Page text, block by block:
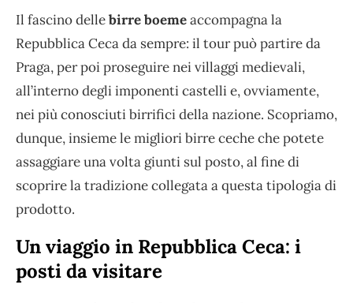
Il fascino dellebirre boemeaccompagna la
Repubblica Ceca da sempre: il tour può partire da
Praga, per poi proseguire nei villaggi medievali,
all’interno degli imponenti castelli e, ovviamente,
nei più conosciuti birrifici della nazione. Scopriamo,
dunque, insieme le migliori birre ceche che potete
assaggiare una volta giunti sul posto, al fine di
scoprire la tradizione collegata a questa tipologia di
prodotto.
Un viaggio in Repubblica Ceca: i
posti da visitare